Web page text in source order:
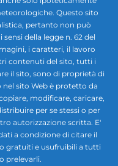
Questo sito
pertanto non può
della legge n. 62 del
i caratteri, il lavoro
contenuti del sito, tutti i
il sito, sono di proprietà di
sito Web è protetto da
modificare, caricare,
per se stessi o per
autorizzazione scritta. E'
a condizione di citare il
gratuiti e usufruibili a tutti
prelevarli.